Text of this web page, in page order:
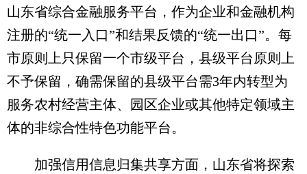
山东省综合金融服务平台，作为企业和金融机构
注册的“统一入口”和结果反馈的“统一出口”。每
市原则上只保留一个市级平台，县级平台原则上
不予保留，确需保留的县级平台需3年内转型为
服务农村经营主体、园区企业或其他特定领域主
体的非综合性特色功能平台。
加强信用信息归集共享方面，山东省将探索